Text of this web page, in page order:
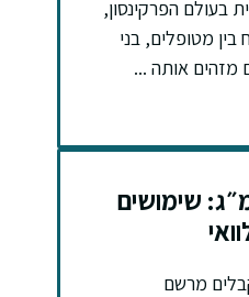
בעולם הפרקינסון,
מטופלים, בני
מזהים אותה ...
500 מ״ג: שימושים
מרשם